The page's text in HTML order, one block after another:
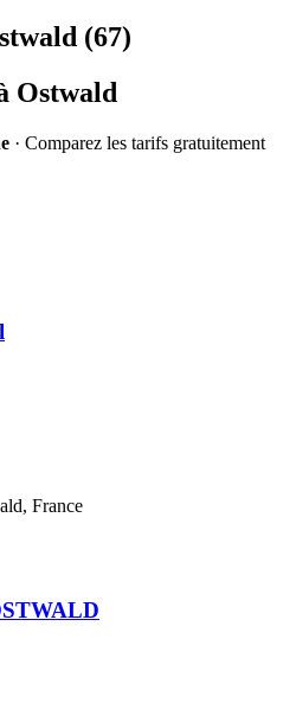
(67)
Ostwald
· Comparez les tarifs gratuitement
France